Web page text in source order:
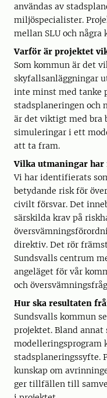
användas av
miljöspecialister.
mellan SLU och
Varför är projektet
Som kommun är det
skyfallsanläggningar
inte minst med tanke
stadsplaneringen och
är det viktigt med bra
simuleringar i ett
att ta fram.
Vilka utmaningar har
Vi har identifierats
betydande risk för
civilt försvar. Det
särskilda krav på
direktiv. Det rör
Sundsvalls centrum
angeläget för vår
och
Hur ska resultaten
Sundsvalls kommun
projektet. Bland
modelleringsprogram
stadsplaneringssyfte.
kunskap om
ger tillfällen till